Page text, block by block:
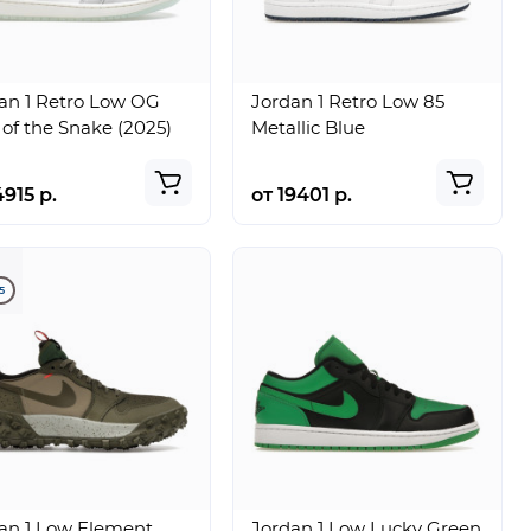
1 Retro Low OG
the Snake (2025)
р.
Jordan 1 Retro Low 85
Metallic Blue
от 19401 р.